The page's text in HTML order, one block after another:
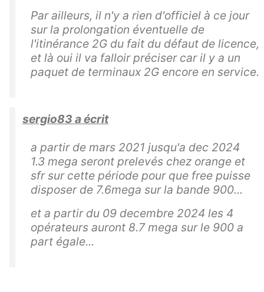
Par ailleurs, il n'y a rien d'officiel à ce jour
sur la prolongation éventuelle de
l'itinérance 2G du fait du défaut de licence,
et là oui il va falloir préciser car il y a un
paquet de terminaux 2G encore en service.
sergio83 a écrit
a partir de mars 2021 jusqu'a dec 2024
1.3 mega seront prelevés chez orange et
sfr sur cette période pour que free puisse
disposer de 7.6mega sur la bande 900...
et a partir du 09 decembre 2024 les 4
opérateurs auront 8.7 mega sur le 900 a
part égale...